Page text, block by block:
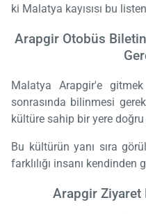
ki Malatya kayısısı bu
Arapgir Otobüs
Malatya Arapgir'e
sonrasında bilinmesi
kültüre sahip bir yere doğru
Bu kültürün yanı sıra
farklılığı insanı kendinden
Arapgir Ziyaret